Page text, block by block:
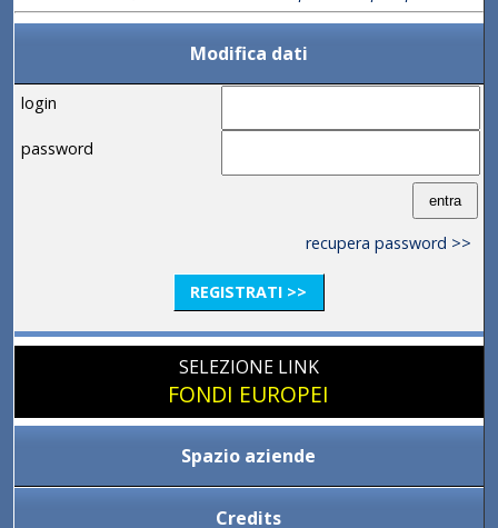
Modifica dati
login
password
recupera password >>
REGISTRATI >>
SELEZIONE LINK
FONDI EUROPEI
Spazio aziende
Credits